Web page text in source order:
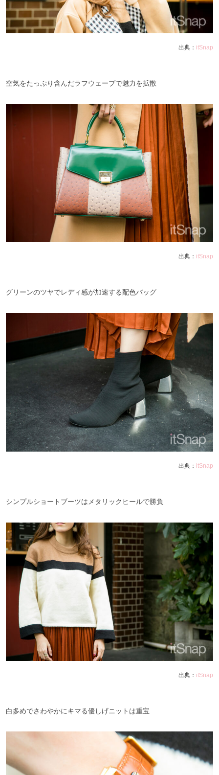
出典： itSnap
空気をたっぷり含んだラフウェーブで魅力を拡散
出典： itSnap
グリーンのツヤでレディ感が加速する配色バッグ
出典： itSnap
シンプルショートブーツはメタリックヒールで勝負
出典： itSnap
白多めでさわやかにキマる優しげニットは重宝